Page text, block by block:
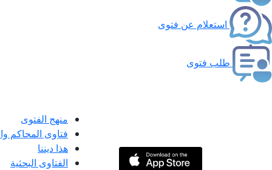
استعلام عن فتوى
طلب فتوى
منهج الفتوى
فتاوى المحاكم
هذا ديننا
الفتاوى البحثية